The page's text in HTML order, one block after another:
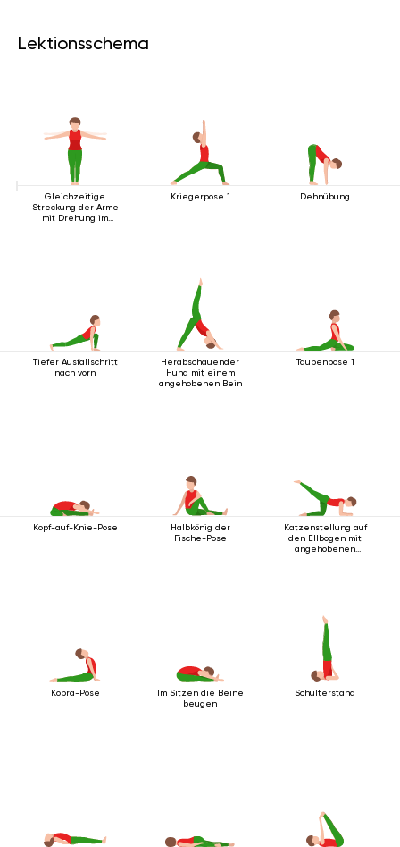
Lektionsschema
Gleichzeitige
Streckung der Arme
mit Drehung im
Kriegerpose 1 Dehnübung
Tiefer Ausfallschritt
nach vorn
Herabschauender
Hund mit einem
angehobenen Bein
Taubenpose 1
Kopf-auf-Knie-Pose
Halbkönig der
Fische-Pose
Katzenstellung auf
den Ellbogen mit
angehobenen
Kobra-Pose
Im Sitzen die Beine
beugen
Schulterstand